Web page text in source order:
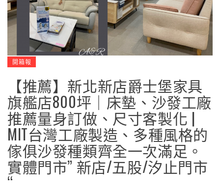
開箱報
【推薦】新北新店爵士堡家具
旗艦店800坪｜床墊、沙發工廠
推薦量身訂做、尺寸客製化 |
MIT台灣工廠製造、多種風格的
傢俱沙發種類齊全一次滿足。
實體門市” 新店/五股/汐止門市
“